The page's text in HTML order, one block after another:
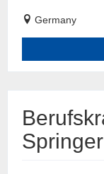
Germany
Springer